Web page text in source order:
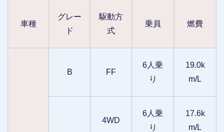
車種
グレー
ド
駆動方
式
乗員 燃費
B FF
6人乗
り
19.0k
m/L
4WD
6人乗
り
17.6k
m/L